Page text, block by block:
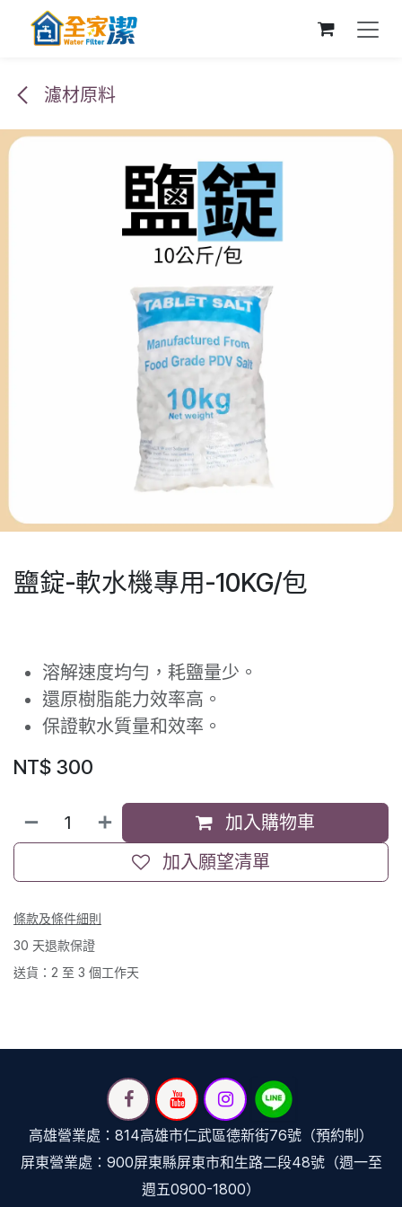
跳至內容
濾材原料
鹽錠-軟水機專用-10KG/包
溶解速度均勻，耗鹽量少。
還原樹脂能力效率高。
保證軟水質量和效率。
NT$ 300
加入購物車
加入願望清單
條款及條件細則
30 天退款保證
送貨：2 至 3 個工作天
高雄營業處：814高雄市仁武區德新街76號（預約制）
屏東營業處：900屏東縣屏東市和生路二段48號（週一至
週五0900-1800）